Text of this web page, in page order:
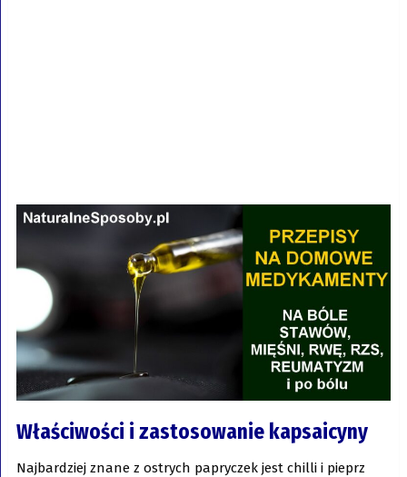
Właściwości i zastosowanie kapsaicyny
Najbardziej znane z ostrych papryczek jest chilli i pieprz